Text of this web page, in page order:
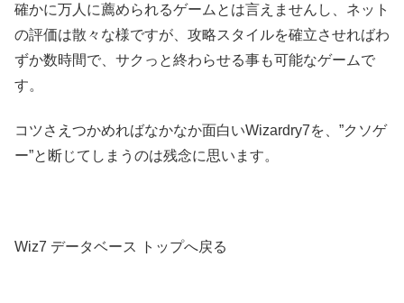
確かに万人に薦められるゲームとは言えませんし、ネット
の評価は散々な様ですが、攻略スタイルを確立させればわ
ずか数時間で、サクっと終わらせる事も可能なゲームで
す。
コツさえつかめればなかなか面白いWizardry7を、”クソゲ
ー”と断じてしまうのは残念に思います。
Wiz7 データベース トップへ戻る